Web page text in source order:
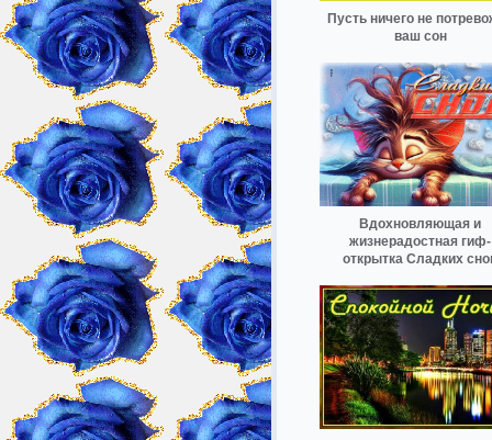
Пусть ничего не
ваш сон
Вдохновляющая и
жизнерадостная гиф-
открытка Сладких